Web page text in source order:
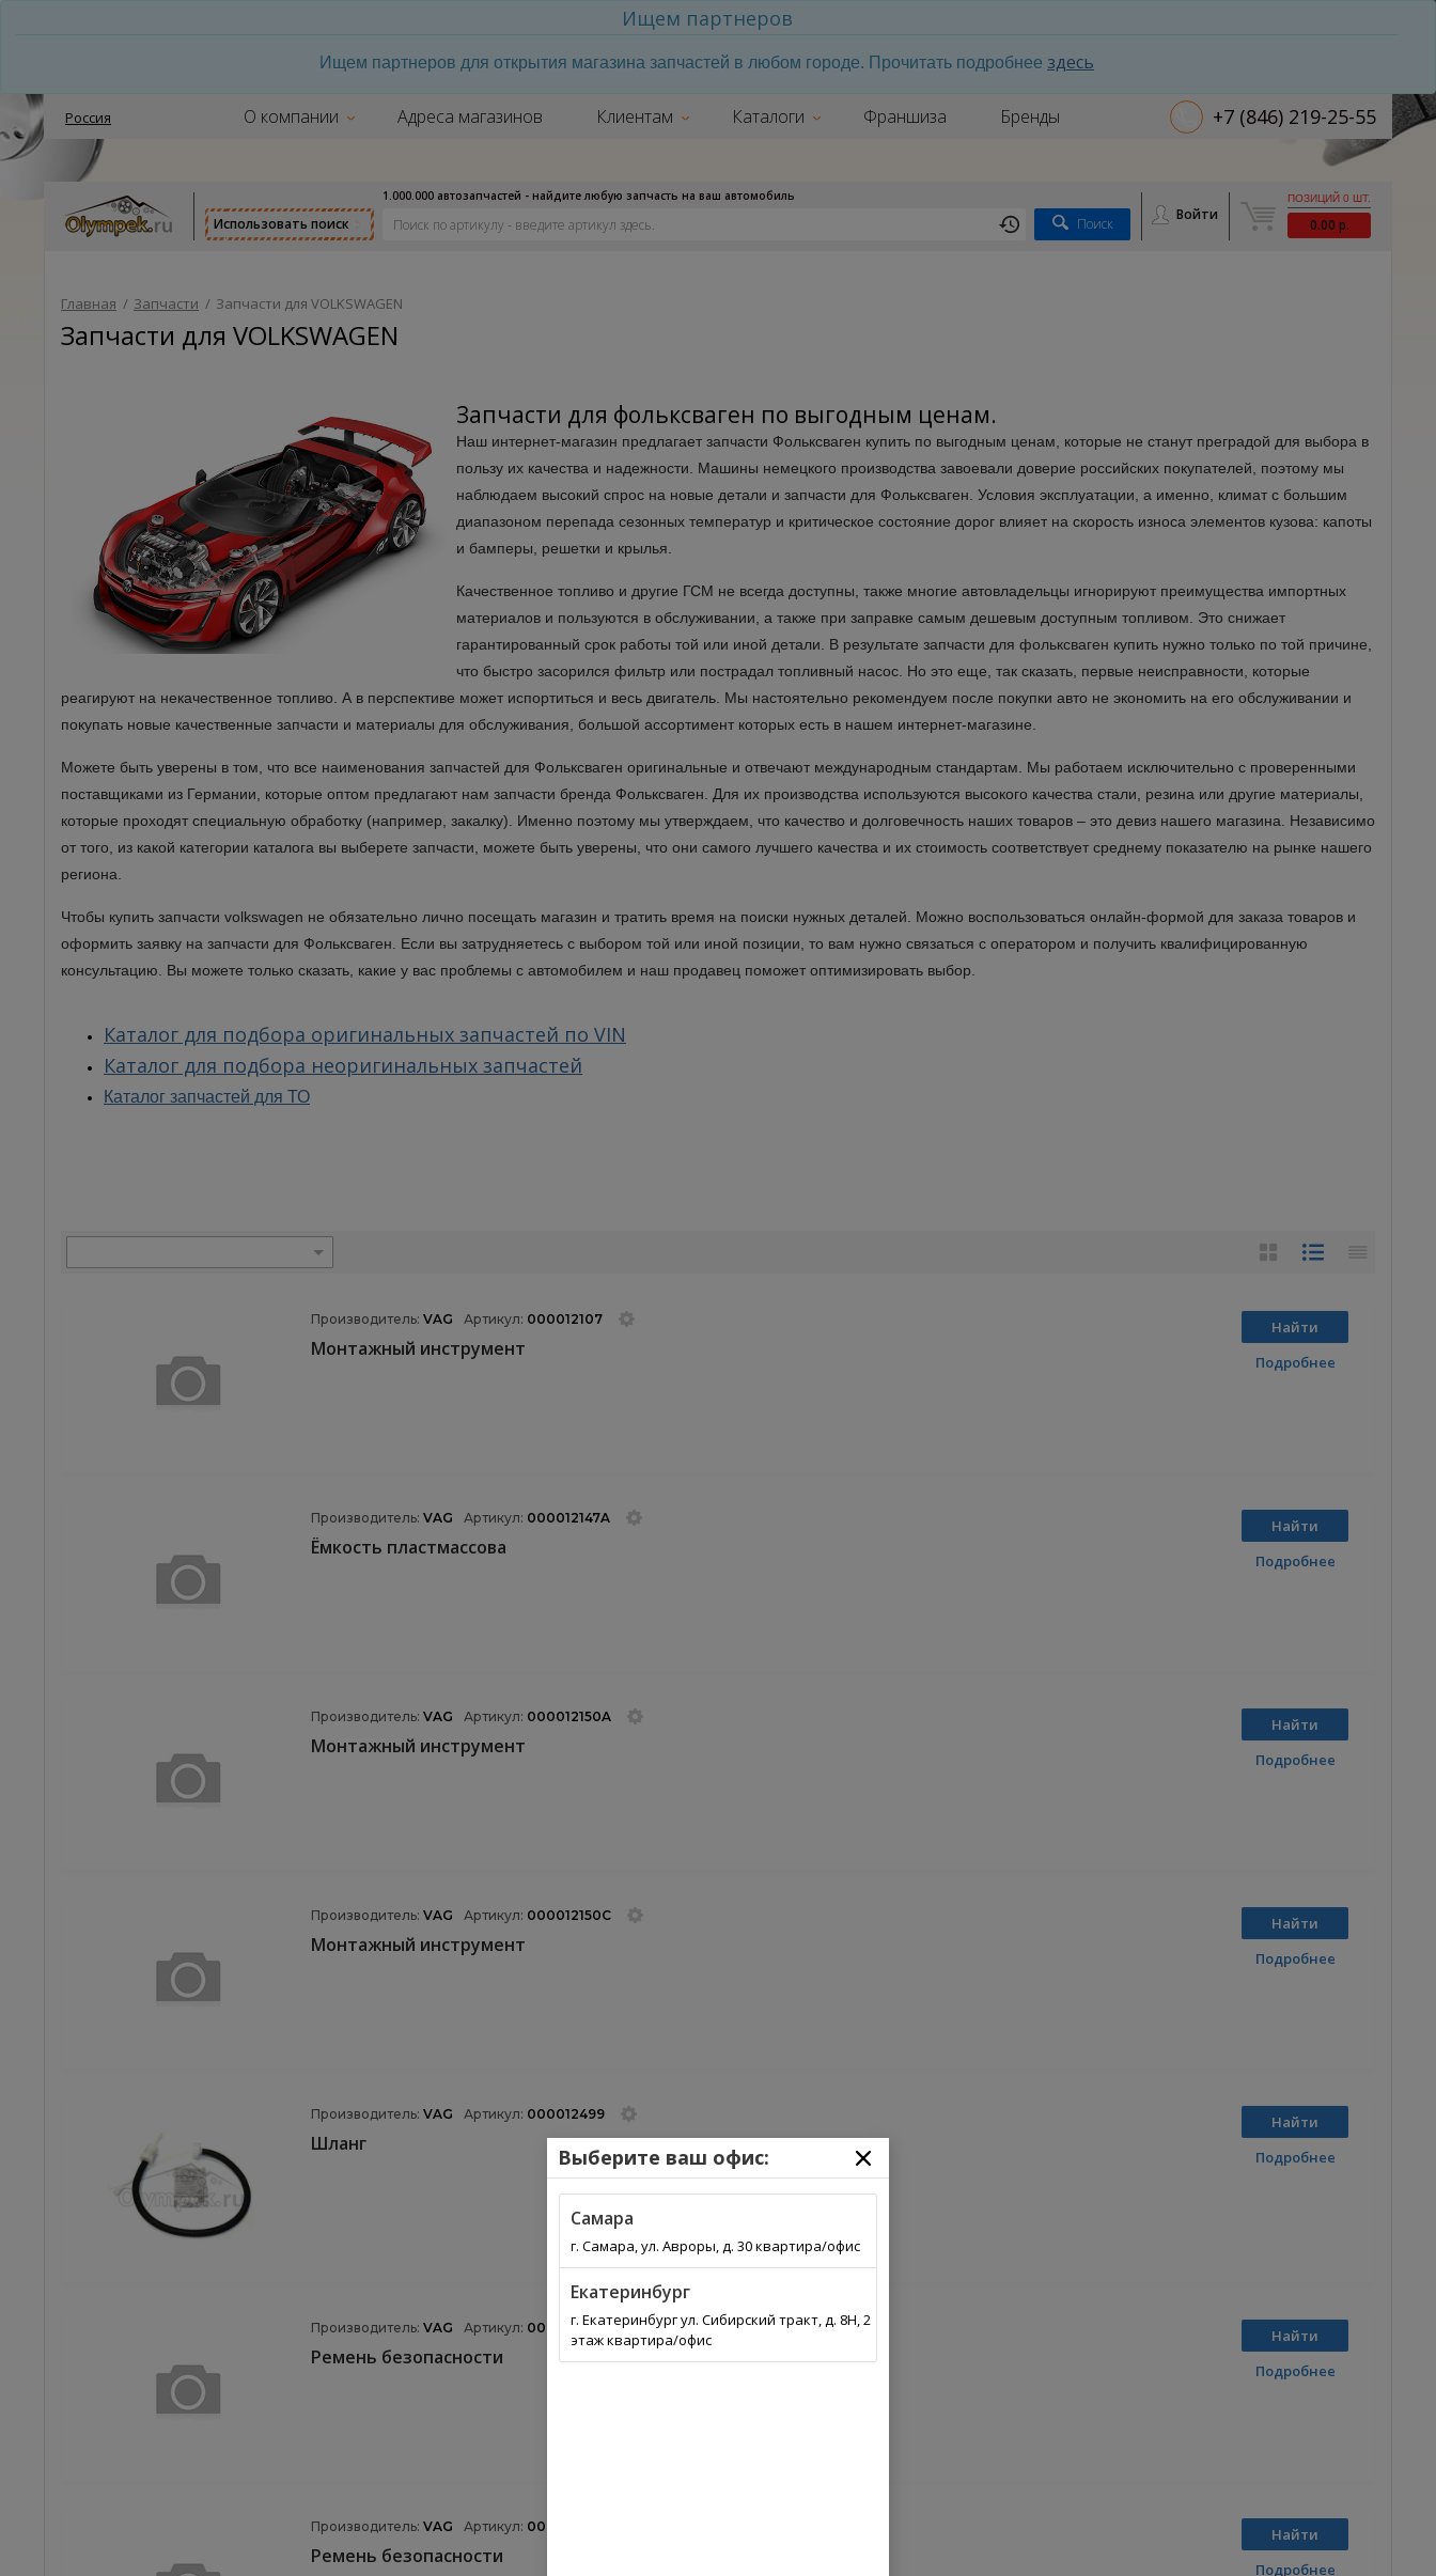
Ищем партнеров
Ищем партнеров для открытия магазина запчастей в любом городе. Прочитать подробнее здесь
Россия О компании Адреса магазинов Клиентам Каталоги Франшиза Бренды +7 (846) 219-25-55
Использовать поиск
1.000.000 автозапчастей - найдите любую запчасть на ваш автомобиль
Поиск
Войти
ПОЗИЦИЙ 0 ШТ.
0.00 р.
Главная / Запчасти / Запчасти для VOLKSWAGEN
Запчасти для VOLKSWAGEN
Запчасти для фольксваген по выгодным ценам.
Наш интернет-магазин предлагает запчасти Фольксваген купить по выгодным ценам, которые не станут преградой для выбора в
пользу их качества и надежности. Машины немецкого производства завоевали доверие российских покупателей, поэтому мы
наблюдаем высокий спрос на новые детали и запчасти для Фольксваген. Условия эксплуатации, а именно, климат с большим
диапазоном перепада сезонных температур и критическое состояние дорог влияет на скорость износа элементов кузова: капоты
и бамперы, решетки и крылья.
Качественное топливо и другие ГСМ не всегда доступны, также многие автовладельцы игнорируют преимущества импортных
материалов и пользуются в обслуживании, а также при заправке самым дешевым доступным топливом. Это снижает
гарантированный срок работы той или иной детали. В результате запчасти для фольксваген купить нужно только по той причине,
что быстро засорился фильтр или пострадал топливный насос. Но это еще, так сказать, первые неисправности, которые
реагируют на некачественное топливо. А в перспективе может испортиться и весь двигатель. Мы настоятельно рекомендуем после покупки авто не экономить на его обслуживании и
покупать новые качественные запчасти и материалы для обслуживания, большой ассортимент которых есть в нашем интернет-магазине.
Можете быть уверены в том, что все наименования запчастей для Фольксваген оригинальные и отвечают международным стандартам. Мы работаем исключительно с проверенными
поставщиками из Германии, которые оптом предлагают нам запчасти бренда Фольксваген. Для их производства используются высокого качества стали, резина или другие материалы,
которые проходят специальную обработку (например, закалку). Именно поэтому мы утверждаем, что качество и долговечность наших товаров – это девиз нашего магазина. Независимо
от того, из какой категории каталога вы выберете запчасти, можете быть уверены, что они самого лучшего качества и их стоимость соответствует среднему показателю на рынке нашего
региона.
Чтобы купить запчасти volkswagen не обязательно лично посещать магазин и тратить время на поиски нужных деталей. Можно воспользоваться онлайн-формой для заказа товаров и
оформить заявку на запчасти для Фольксваген. Если вы затрудняетесь с выбором той или иной позиции, то вам нужно связаться с оператором и получить квалифицированную
консультацию. Вы можете только сказать, какие у вас проблемы с автомобилем и наш продавец поможет оптимизировать выбор.
Каталог для подбора оригинальных запчастей по VIN
Каталог для подбора неоригинальных запчастей
Каталог запчастей для ТО
Производитель: VAG Артикул: 000012107
Монтажный инструмент
Найти
Подробнее
Производитель: VAG Артикул: 000012147A
Ёмкость пластмассова
Найти
Подробнее
Производитель: VAG Артикул: 000012150A
Монтажный инструмент
Найти
Подробнее
Производитель: VAG Артикул: 000012150C
Монтажный инструмент
Найти
Подробнее
Производитель: VAG Артикул: 000012499
Шланг
Найти
Подробнее
Производитель: VAG Артикул: 000019409A
Ремень безопасности
Найти
Подробнее
Производитель: VAG Артикул: 000019409B
Ремень безопасности
Найти
Подробнее
Выберите ваш офис:
Самара
г. Самара, ул. Авроры, д. 30 квартира/офис
Екатеринбург
г. Екатеринбург ул. Сибирский тракт, д. 8Н, 2
этаж квартира/офис